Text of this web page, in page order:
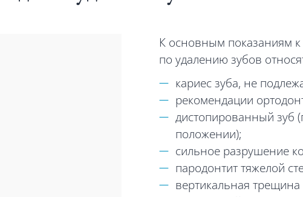
К основным показаниям
по удалению зубов
кариес зуба, не
рекомендации
дистопированный зуб
положении);
сильное разрушение
пародонтит тяжелой
вертикальная трещина